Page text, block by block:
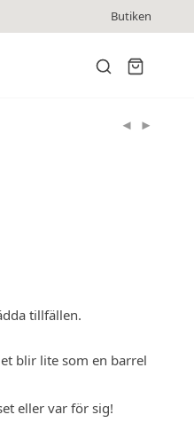
Butiken
tillfällen.
blir lite som en barrel
eller var för sig!